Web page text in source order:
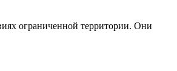
ограниченной территории. Они